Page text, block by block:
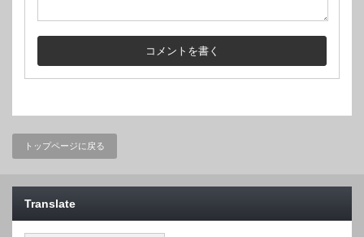
トップページに戻る
Translate